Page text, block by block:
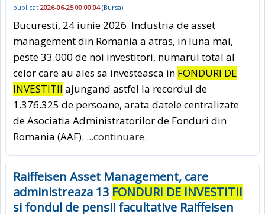
publicat 2026-06-25 00:00:04(Bursa)
Bucuresti, 24 iunie 2026. Industria de asset
management din Romania a atras, in luna mai,
peste 33.000 de noi investitori, numarul total al
celor care au ales sa investeasca in FONDURI DE
INVESTITII ajungand astfel la recordul de
1.376.325 de persoane, arata datele centralizate
de Asociatia Administratorilor de Fonduri din
Romania (AAF). ...continuare.
Raiffeisen Asset Management, care
administreaza 13 FONDURI DE INVESTITII
si fondul de pensii facultative Raiffeisen